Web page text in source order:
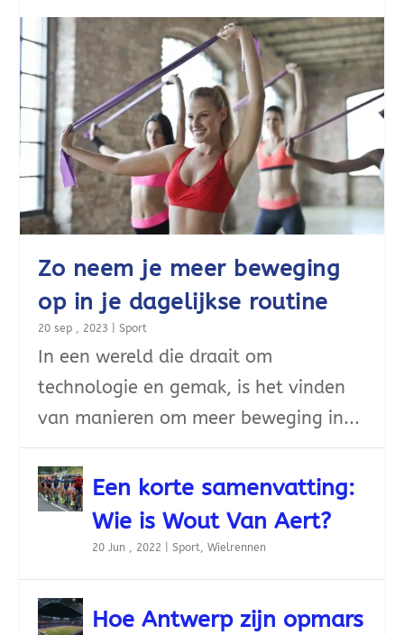
Zo neem je meer beweging
op in je dagelijkse routine
20 sep , 2023 |Sport
In een wereld die draait om
technologie en gemak, is het vinden
van manieren om meer beweging in...
Een korte samenvatting:
Wie is Wout Van Aert?
20 Jun , 2022 |Sport,Wielrennen
Hoe Antwerp zijn opmars